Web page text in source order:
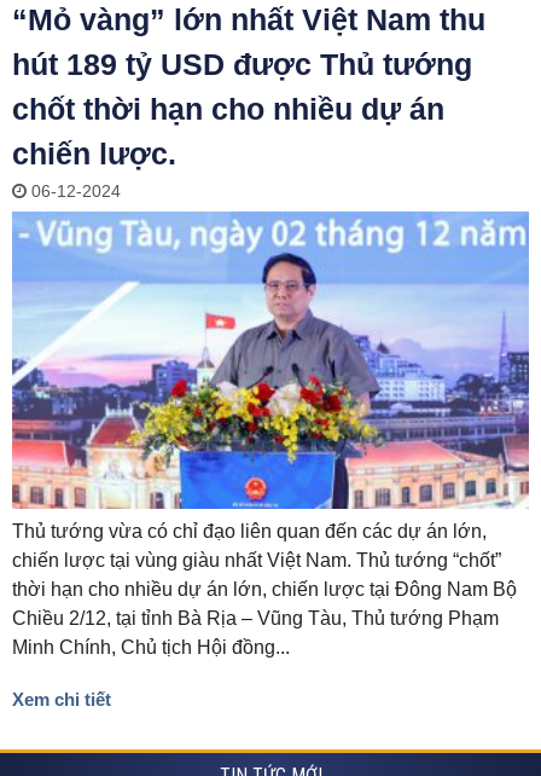
“Mỏ vàng” lớn nhất Việt Nam thu
hút 189 tỷ USD được Thủ tướng
chốt thời hạn cho nhiều dự án
chiến lược.
06-12-2024
Thủ tướng vừa có chỉ đạo liên quan đến các dự án lớn,
chiến lược tại vùng giàu nhất Việt Nam. Thủ tướng “chốt”
thời hạn cho nhiều dự án lớn, chiến lược tại Đông Nam Bộ
Chiều 2/12, tại tỉnh Bà Rịa – Vũng Tàu, Thủ tướng Phạm
Minh Chính, Chủ tịch Hội đồng...
Xem chi tiết